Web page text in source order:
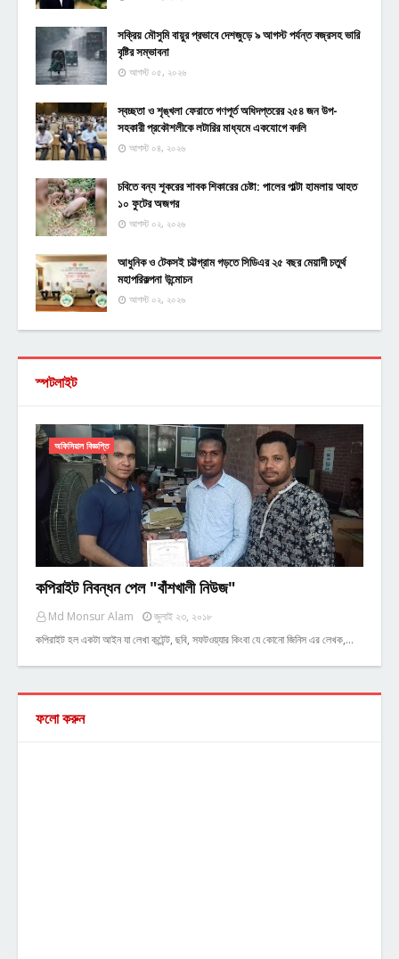
সক্রিয় মৌসুমি বায়ুর প্রভাবে দেশজুড়ে ৯ আগস্ট পর্যন্ত বজ্রসহ ভারি
বৃষ্টির সম্ভাবনা
আগস্ট ০৫, ২০২৬
স্বচ্ছতা ও শৃঙ্খলা ফেরাতে গণপূর্ত অধিদপ্তরের ২৫৪ জন উপ-
সহকারী প্রকৌশলীকে লটারির মাধ্যমে একযোগে বদলি
আগস্ট ০৪, ২০২৬
চবিতে বন্য শূকরের শাবক শিকারের চেষ্টা: পালের পাল্টা হামলায় আহত
১০ ফুটের অজগর
আগস্ট ০২, ২০২৬
আধুনিক ও টেকসই চট্টগ্রাম গড়তে সিডিএর ২৫ বছর মেয়াদী চতুর্থ
মহাপরিকল্পনা উন্মোচন
আগস্ট ০২, ২০২৬
স্পটলাইট
অফিসিয়াল বিজ্ঞপ্তি
কপিরাইট নিবন্ধন পেল "বাঁশখালী নিউজ"
Md Monsur Alam
জুলাই ২৩, ২০১৮
কপিরাইট হল একটা আইন যা লেখা কন্টেন্ট, ছবি, সফটওয়্যার কিংবা যে কোনো জিনিস এর লেখক,…
ফলো করুন